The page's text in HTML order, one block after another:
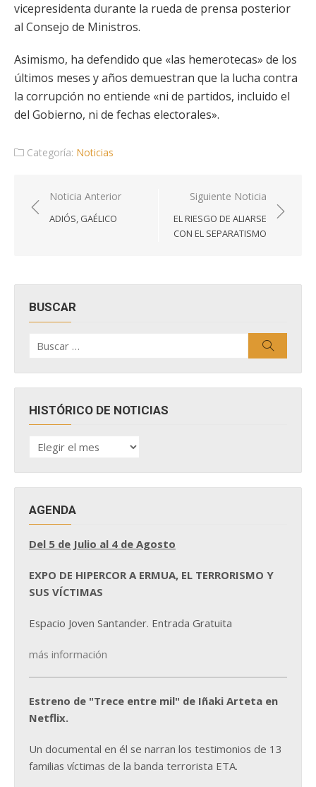
vicepresidenta durante la rueda de prensa posterior
al Consejo de Ministros.
Asimismo, ha defendido que «las hemerotecas» de los
últimos meses y años demuestran que la lucha contra
la corrupción no entiende «ni de partidos, incluido el
del Gobierno, ni de fechas electorales».
Categoría: Noticias
Navegación
de
Noticia Anterior
ADIÓS, GAÉLICO
Siguiente Noticia
EL RIESGO DE ALIARSE
CON EL SEPARATISMO
BUSCAR
por:
HISTÓRICO DE NOTICIAS
HISTÓRICO
DE
AGENDA
Del 5 de Julio al 4 de Agosto
EXPO DE HIPERCOR A ERMUA, EL TERRORISMO Y
SUS VÍCTIMAS
Espacio Joven Santander. Entrada Gratuita
más información
Estreno de "Trece entre mil" de Iñaki Arteta en
Netflix.
Un documental en él se narran los testimonios de 13
familias víctimas de la banda terrorista ETA.